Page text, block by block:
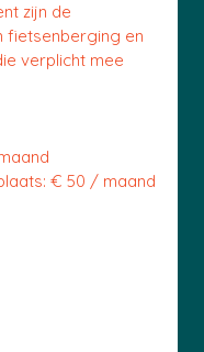
zijn de
fietsenberging en
verplicht mee
€ 50 / maand